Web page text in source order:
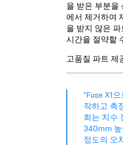
을 받은 부분을
에서 제거하여
을 받지 않은
시간을 절약할
고품질 파트 제
"Fuse X1
작하고 측
희는 치수
340mm
정도의 오